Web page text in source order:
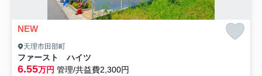
NEW
天理市田部町
ファースト ハイツ
6.55万円 管理/共益費2,300円